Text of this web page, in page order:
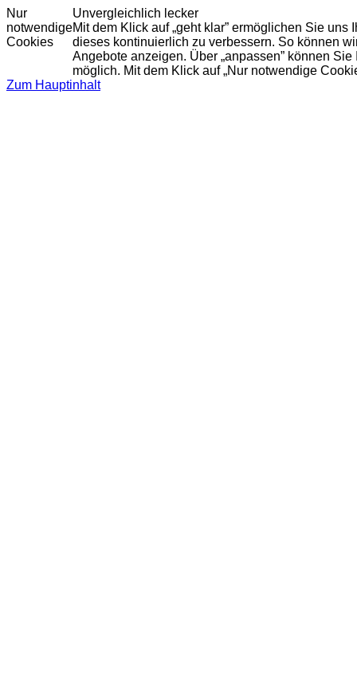
Nur
notwendige
Cookies
Unvergleichlich lecker
Mit dem Klick auf „geht klar” ermöglichen Sie
dieses kontinuierlich zu verbessern. So können
Angebote anzeigen. Über „anpassen” können
möglich. Mit dem Klick auf „Nur notwendige
Zum Hauptinhalt